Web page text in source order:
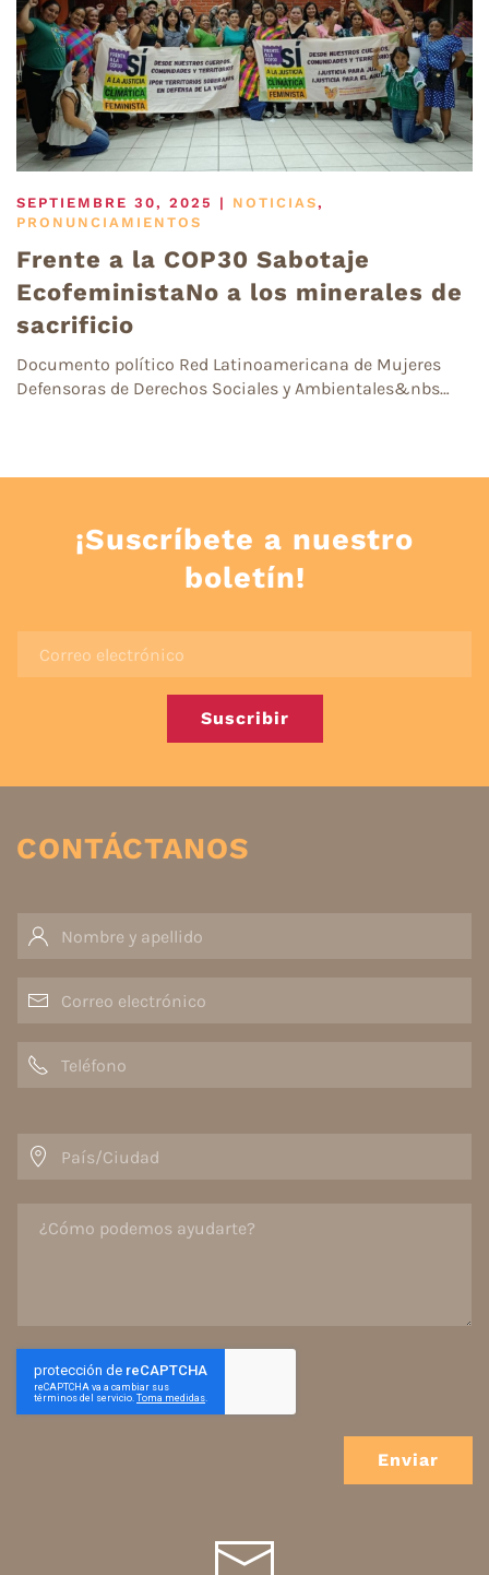
SEPTIEMBRE 30, 2025 | NOTICIAS,
PRONUNCIAMIENTOS
Frente a la COP30 Sabotaje
EcofeministaNo a los minerales de
sacrificio
Documento político Red Latinoamericana de Mujeres
Defensoras de Derechos Sociales y Ambientales&nbs…
¡Suscríbete a nuestro
boletín!
Suscribir
CONTÁCTANOS
Enviar